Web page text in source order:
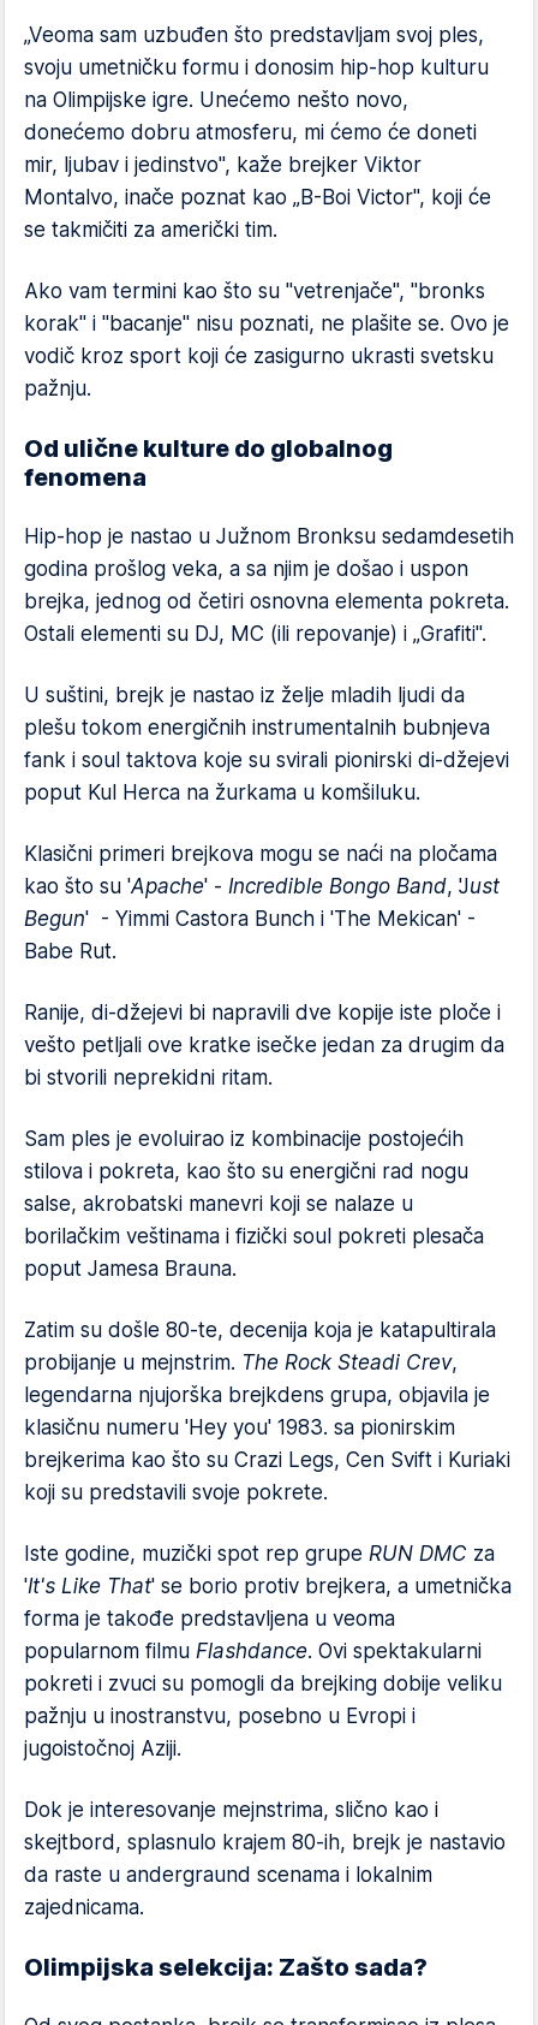
„Veoma sam uzbuđen što predstavljam svoj ples,
svoju umetničku formu i donosim hip-hop kulturu
na Olimpijske igre. Unećemo nešto novo,
donećemo dobru atmosferu, mi ćemo će doneti
mir, ljubav i jedinstvo", kaže brejker Viktor
Montalvo, inače poznat kao „B-Boi Victor", koji će
se takmičiti za američki tim.
Ako vam termini kao što su "vetrenjače", "bronks
korak" i "bacanje" nisu poznati, ne plašite se. Ovo je
vodič kroz sport koji će zasigurno ukrasti svetsku
pažnju.
Od ulične kulture do globalnog
fenomena
Hip-hop je nastao u Južnom Bronksu sedamdesetih
godina prošlog veka, a sa njim je došao i uspon
brejka, jednog od četiri osnovna elementa pokreta.
Ostali elementi su DJ, MC (ili repovanje) i „Grafiti".
U suštini, brejk je nastao iz želje mladih ljudi da
plešu tokom energičnih instrumentalnih bubnjeva
fank i soul taktova koje su svirali pionirski di-džejevi
poput Kul Herca na žurkama u komšiluku.
Klasični primeri brejkova mogu se naći na pločama
kao što su 'Apache' - Incredible Bongo Band, 'Just
Begun' - Yimmi Castora Bunch i 'The Mekican' -
Babe Rut.
Ranije, di-džejevi bi napravili dve kopije iste ploče i
vešto petljali ove kratke isečke jedan za drugim da
bi stvorili neprekidni ritam.
Sam ples je evoluirao iz kombinacije postojećih
stilova i pokreta, kao što su energični rad nogu
salse, akrobatski manevri koji se nalaze u
borilačkim veštinama i fizički soul pokreti plesača
poput Jamesa Brauna.
Zatim su došle 80-te, decenija koja je katapultirala
probijanje u mejnstrim. The Rock Steadi Crev,
legendarna njujorška brejkdens grupa, objavila je
klasičnu numeru 'Hey you' 1983. sa pionirskim
brejkerima kao što su Crazi Legs, Cen Svift i Kuriaki
koji su predstavili svoje pokrete.
Iste godine, muzički spot rep grupe RUN DMC za
'It's Like That' se borio protiv brejkera, a umetnička
forma je takođe predstavljena u veoma
popularnom filmu Flashdance. Ovi spektakularni
pokreti i zvuci su pomogli da brejking dobije veliku
pažnju u inostranstvu, posebno u Evropi i
jugoistočnoj Aziji.
Dok je interesovanje mejnstrima, slično kao i
skejtbord, splasnulo krajem 80-ih, brejk je nastavio
da raste u andergraund scenama i lokalnim
zajednicama.
Olimpijska selekcija: Zašto sada?